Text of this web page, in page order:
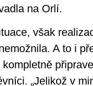
na Orlí.
však
A to i
„Jelikož v